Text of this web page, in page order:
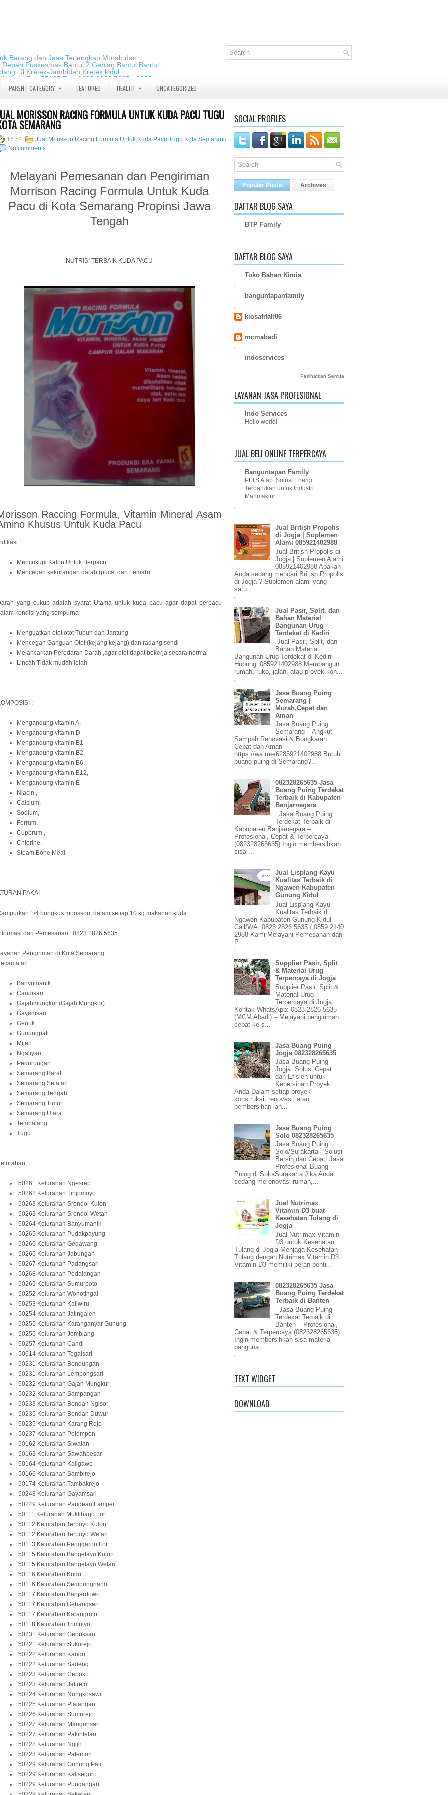
Barang dan Jasa Terlengkap,Murah dan
Puskesmas Bantul 2 Geblag Bantul Bantul
:Jl Kretek-Jambidan,Kretek kidul
Pos:55195 Telp:0823 2826 5635 - 0859
PARENT CATEGORY » FEATURED HEALTH » UNCATEGORIZED
MORISSON RACING FORMULA UNTUK KUDA PACU TUGU
SEMARANG
16.54
Jual Morisson Racing Formula Untuk Kuda Pacu Tugu Kota Semarang
No comments
Melayani Pemesanan dan Pengiriman
Morrison Racing Formula Untuk Kuda
Pacu di Kota Semarang Propinsi Jawa
Tengah
NUTRISI TERBAIK KUDA PACU
Raccing Formula, Vitamin Mineral Asam
Khusus Untuk Kuda Pacu
:
Mencukupi Kalori Untuk Berpacu
Mencegah kekurangan darah (pucat dan Lemah)
yang cukup adalah syarat Utama untuk kuda pacu agar dapat berpacu
kondisi yang sempurna
Menguatkan otot otot Tubuh dan Jantung
Mencegah Ganguan Otot (kejang kejang) dan radang sendi
Melancarkan Peredaran Darah ,agar otot dapat bekerja secara normal
Lincah Tidak mudah lelah
:
Mengandung vitamin A,
Mengandung vitamin D
Mengandung vitamin B1
Mengandung vitamin B2,
Mengandung vitamin B6,
Mengandung vitamin B12,
Mengandung vitamin E
Niacin ,
Calsium,
Sodium,
Ferrum,
Cupprum ,
Chlorine,
Steam Bone Meal.
PAKAI
1/4 bungkus morisson, dalam setiap 10 kg makanan kuda
dan Pemesanan : 0823 2826 5635
Pengiriman di Kota Semarang :
Banyumanik
Candisari
Gajahmungkur (Gajah Mungkur)
Gayamsari
Genuk
Gunungpati
Mijen
Ngaliyan
Pedurungan
Semarang Barat
Semarang Selatan
Semarang Tengah
Semarang Timur
Semarang Utara
Tembalang
Tugu
50261 Kelurahan Ngesrep
50262 Kelurahan Tinjomoyo
50263 Kelurahan Srondol Kulon
50263 Kelurahan Srondol Wetan
50264 Kelurahan Banyumanik
50265 Kelurahan Pudakpayung
50266 Kelurahan Gedawang
50266 Kelurahan Jabungan
50267 Kelurahan Padangsari
50268 Kelurahan Pedalangan
50269 Kelurahan Sumurboto
50252 Kelurahan Wonotingal
50253 Kelurahan Kaliwiru
50254 Kelurahan Jatingaleh
50255 Kelurahan Karanganyar Gunung
50256 Kelurahan Jomblang
50257 Kelurahan Candi
50614 Kelurahan Tegalsari
50231 Kelurahan Bendungan
50231 Kelurahan Lempongsari
50232 Kelurahan Gajah Mungkur
50232 Kelurahan Sampangan
50233 Kelurahan Bendan Ngisor
50235 Kelurahan Bendan Duwur
50235 Kelurahan Karang Rejo
50237 Kelurahan Petompon
50162 Kelurahan Siwalan
50163 Kelurahan Sawahbesar
50164 Kelurahan Kaligawe
50166 Kelurahan Sambirejo
50174 Kelurahan Tambakrejo
50248 Kelurahan Gayamsari
50249 Kelurahan Pandean Lamper
50111 Kelurahan Muktiharjo Lor
50112 Kelurahan Terboyo Kulon
50112 Kelurahan Terboyo Wetan
50113 Kelurahan Penggaron Lor
50115 Kelurahan Bangetayu Kulon
50115 Kelurahan Bangetayu Wetan
50116 Kelurahan Kudu
50116 Kelurahan Sembungharjo
50117 Kelurahan Banjardowo
50117 Kelurahan Gebangsari
50117 Kelurahan Karangroto
50118 Kelurahan Trimulyo
50231 Kelurahan Genuksari
50221 Kelurahan Sukorejo
50222 Kelurahan Kandri
50222 Kelurahan Sadeng
50223 Kelurahan Cepoko
50223 Kelurahan Jatirejo
50224 Kelurahan Nongkosawit
50225 Kelurahan Plalangan
50226 Kelurahan Sumurejo
50227 Kelurahan Mangunsari
50227 Kelurahan Pakintelan
50228 Kelurahan Ngijo
50228 Kelurahan Patemon
50229 Kelurahan Gunung Pati
50229 Kelurahan Kalisegoro
50229 Kelurahan Pungangan
SOCIAL PROFILES
Popular Posts Archives
DAFTAR BLOG SAYA
BTP Family
DAFTAR BLOG SAYA
Toko Bahan Kimia
banguntapanfamily
kiosafifah06
mcmabadi
indoservices
Perlihatkan Semua
LAYANAN JASA PROFESIONAL
Indo Services
Hello world!
JUAL BELI ONLINE TERPERCAYA
Banguntapan Family
PLTS Atap: Solusi Energi
Terbarukan untuk Industri
Manufaktur
Jual British Propolis
di Jogja | Suplemen
Alami 085921402988
Jual British Propolis di
Jogja | Suplemen Alami
085921402988 Apakah
Anda sedang mencari British Propolis
di Jogja ? Suplemen alami yang
satu...
Jual Pasir, Split, dan
Bahan Material
Bangunan Urug
Terdekat di Kediri
Jual Pasir, Split, dan
Bahan Material
Bangunan Urug Terdekat di Kediri –
Hubungi 085921402988 Membangun
rumah, ruko, jalan, atau proyek kon...
Jasa Buang Puing
Semarang |
Murah,Cepat dan
Aman
Jasa Buang Puing
Semarang – Angkut
Sampah Renovasi & Bongkaran
Cepat dan Aman
https://wa.me/6285921402988 Butuh
buang puing di Semarang?...
082328265635 Jasa
Buang Puing Terdekat
Terbaik di Kabupaten
Banjarnegara
Jasa Buang Puing
Terdekat Terbaik di
Kabupaten Banjarnegara –
Profesional, Cepat & Terpercaya
(082328265635) Ingin membersihkan
sisa ...
Jual Lisplang Kayu
Kualitas Terbaik di
Ngawen Kabupaten
Gunung Kidul
Jual Lisplang Kayu
Kualitas Terbaik di
Ngawen Kabupaten Gunung Kidul
Call/WA 0823 2826 5635 / 0859 2140
2988 Kami Melayani Pemesanan dan
P...
Supplier Pasir, Split
& Material Urug
Terpercaya di Jogja
Supplier Pasir, Split &
Material Urug
Terpercaya di Jogja
Kontak WhatsApp: 0823-2826-5635
(MCM Abadi) – Melayani pengiriman
cepat ke s...
Jasa Buang Puing
Jogja 082328265635
Jasa Buang Puing
Jogja: Solusi Cepat
dan Efisien untuk
Kebersihan Proyek
Anda Dalam setiap proyek
konstruksi, renovasi, atau
pembersihan lah...
Jasa Buang Puing
Solo 082328265635
Jasa Buang Puing
Solo/Surakarta - Solusi
Bersih dan Cepat! Jasa
Profesional Buang
Puing di Solo/Surakarta Jika Anda
sedang merenovasi rumah,...
Jual Nutrimax
Vitamin D3 buat
Kesehatan Tulang di
Jogja
Jual Nutrimax Vitamin
D3 untuk Kesehatan
Tulang di Jogja Menjaga Kesehatan
Tulang dengan Nutrimax Vitamin D3
Vitamin D3 memiliki peran penti...
082328265635 Jasa
Buang Puing Terdekat
Terbaik di Banten
Jasa Buang Puing
Terdekat Terbaik di
Banten – Profesional,
Cepat & Terpercaya (082328265635)
Ingin membersihkan sisa material
banguna...
TEXT WIDGET
DOWNLOAD